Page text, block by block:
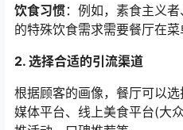
饮食习惯：例如，素食主义
的特殊饮食需求需要餐厅在菜
2. 选择合适的引流渠道
根据顾客的画像，餐厅可以
媒体平台、线上美食平台(大